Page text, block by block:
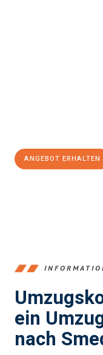
ANGEBOT ERHALTEN
ein
nach